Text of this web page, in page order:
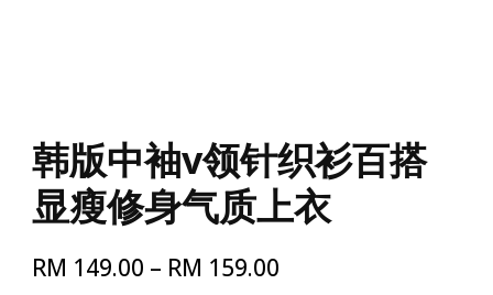
韩版中袖v领针织衫百搭
显瘦修身气质上衣
RM 149.00 – RM 159.00